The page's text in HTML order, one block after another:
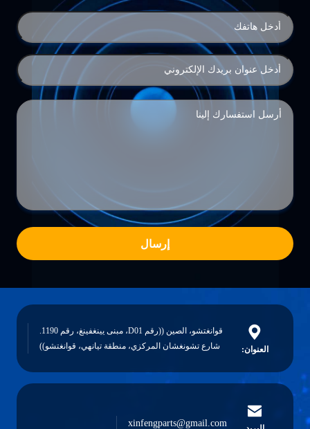
قوانغتشو، الصين ((رقم D01، مبنى يينغفينغ، رقم 1190.
شارع تشونغشان المركزي، منطقة تيانهي، قوانغتشو))
xinfengparts@gmail.com